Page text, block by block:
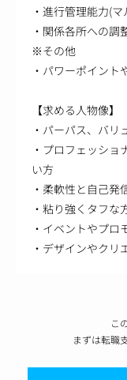
・進行管理能力(
・関係各所への調
※その他
・パワーポイント
【求める人物像】
・パーパス、バリ
・プロフェッショ
い方
・柔軟性と自己発
・粘り強くタフな
・イベントやプロ
・デザインやクリ
こ
まずは転職